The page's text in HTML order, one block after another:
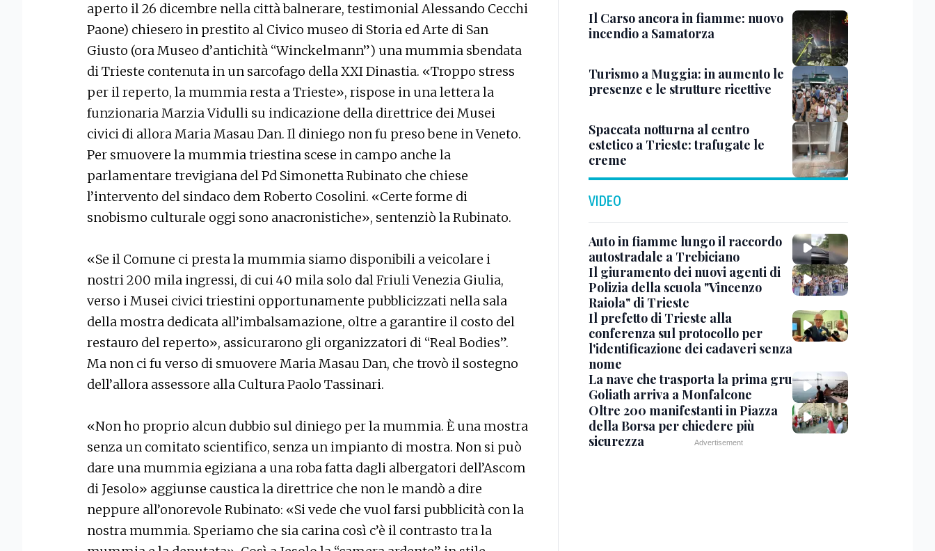
aperto il 26 dicembre nella città balnerare, testimonial Alessando Cecchi
Paone) chiesero in prestito al Civico museo di Storia ed Arte di San
Giusto (ora Museo d’antichità “Winckelmann”) una mummia sbendata
di Trieste contenuta in un sarcofago della XXI Dinastia. «Troppo stress
per il reperto, la mummia resta a Trieste», rispose in una lettera la
funzionaria Marzia Vidulli su indicazione della direttrice dei Musei
civici di allora Maria Masau Dan. Il diniego non fu preso bene in Veneto.
Per smuovere la mummia triestina scese in campo anche la
parlamentare trevigiana del Pd Simonetta Rubinato che chiese
l’intervento del sindaco dem Roberto Cosolini. «Certe forme di
snobismo culturale oggi sono anacronistiche», sentenziò la Rubinato.
«Se il Comune ci presta la mummia siamo disponibili a veicolare i
nostri 200 mila ingressi, di cui 40 mila solo dal Friuli Venezia Giulia,
verso i Musei civici triestini opportunamente pubblicizzati nella sala
della mostra dedicata all’imbalsamazione, oltre a garantire il costo del
restauro del reperto», assicurarono gli organizzatori di “Real Bodies”.
Ma non ci fu verso di smuovere Maria Masau Dan, che trovò il sostegno
dell’allora assessore alla Cultura Paolo Tassinari.
«Non ho proprio alcun dubbio sul diniego per la mummia. È una mostra
senza un comitato scientifico, senza un impianto di mostra. Non si può
dare una mummia egiziana a una roba fatta dagli albergatori dell’Ascom
di Jesolo» aggiunse caustica la direttrice che non le mandò a dire
neppure all’onorevole Rubinato: «Si vede che vuol farsi pubblicità con la
nostra mummia. Speriamo che sia carina così c’è il contrasto tra la
Il Carso ancora in fiamme: nuovo
incendio a Samatorza
Turismo a Muggia: in aumento le
presenze e le strutture ricettive
Spaccata notturna al centro
estetico a Trieste: trafugate le
creme
VIDEO
Auto in fiamme lungo il raccordo
autostradale a Trebiciano
Il giuramento dei nuovi agenti di
Polizia della scuola "Vincenzo
Raiola" di Trieste
Il prefetto di Trieste alla
conferenza sul protocollo per
l'identificazione dei cadaveri senza
nome
La nave che trasporta la prima gru
Goliath arriva a Monfalcone
Oltre 200 manifestanti in Piazza
della Borsa per chiedere più
sicurezza